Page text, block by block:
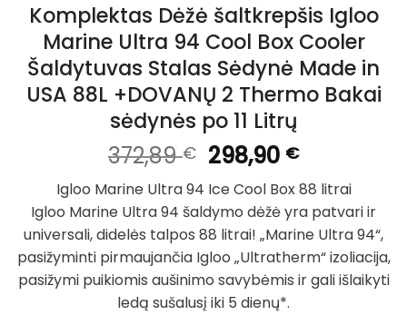
Komplektas Dėžė šaltkrepšis Igloo
Marine Ultra 94 Cool Box Cooler
Šaldytuvas Stalas Sėdynė Made in
USA 88L +DOVANŲ 2 Thermo Bakai
sėdynės po 11 Litrų
372,89€ Original
price
was:
372,89 €.
298,90 €Current
price
is:
298,90 €.
Igloo Marine Ultra 94 Ice Cool Box 88 litrai
Igloo Marine Ultra 94 šaldymo dėžė yra patvari ir
universali, didelės talpos 88 litrai! „Marine Ultra 94“,
pasižyminti pirmaujančia Igloo „Ultratherm“ izoliacija,
pasižymi puikiomis aušinimo savybėmis ir gali išlaikyti
ledą sušalusį iki 5 dienų*.